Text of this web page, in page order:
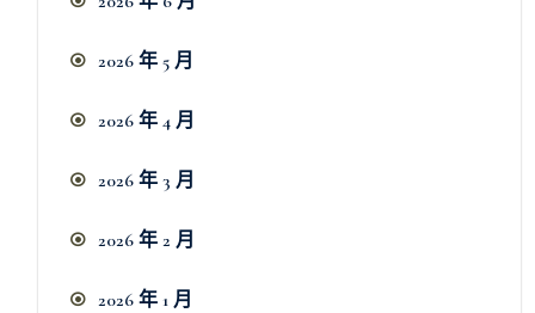
2026 年 5 月
2026 年 4 月
2026 年 3 月
2026 年 2 月
2026 年 1 月